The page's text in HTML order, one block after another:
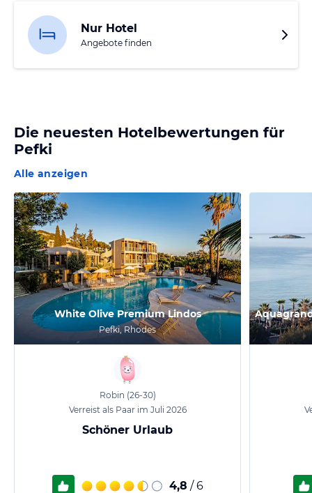
Nur Hotel
Angebote finden
Die neuesten Hotelbewertungen für
Pefki
Alle anzeigen
White Olive Premium Lindos
Pefki, Rhodes
Robin (26-30)
Verreist als Paar im Juli 2026
Schöner Urlaub
4,8 / 6